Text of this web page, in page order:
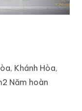
Khánh Hòa,
Năm hoàn